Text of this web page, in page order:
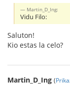
Martin_D_Ing:
Vidu Filo:
Saluton!
Kio estas la celo?
Martin_D_Ing (